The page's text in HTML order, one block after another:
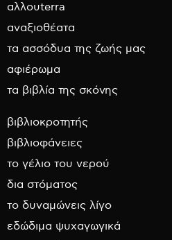
αλλουterra
αναξιοθέατα
τα ασσόδυα της ζωής μας
αφιέρωμα
τα βιβλία της σκόνης
βιβλιοκροτητής
βιβλιοφάνειες
το γέλιο του νερού
δια στόματος
το δυναμώνεις λίγο
εδώδιμα ψυχαγωγικά